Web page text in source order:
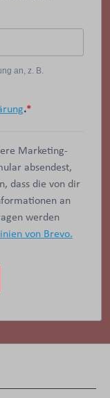
an, z. B.
.
Marketing-
absendest,
dass die von dir
an
werden
von Brevo.